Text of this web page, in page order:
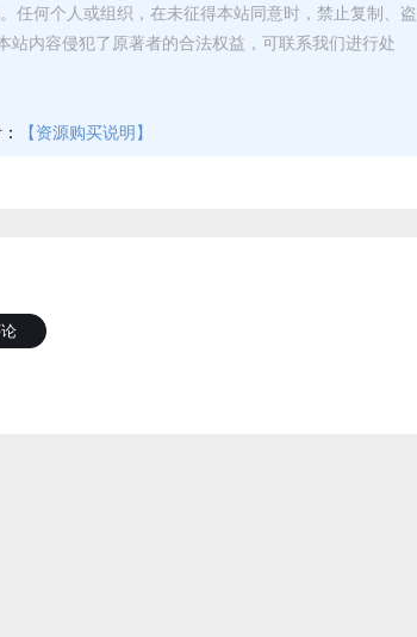
任何个人或组织，在未征得本站同意时，禁止复制、盗
内容侵犯了原著者的合法权益，可联系我们进行处
【资源购买说明】